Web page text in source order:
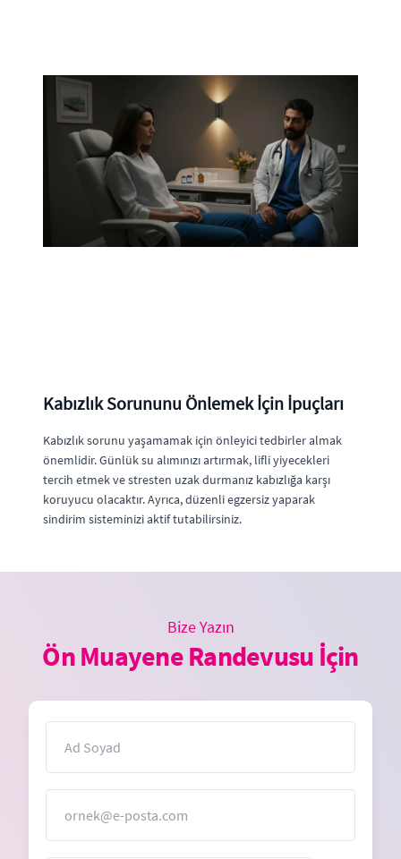
Kabızlık Sorununu Önlemek İçin İpuçları
Kabızlık sorunu yaşamamak için önleyici tedbirler almak
önemlidir. Günlük su alımınızı artırmak, lifli yiyecekleri
tercih etmek ve stresten uzak durmanız kabızlığa karşı
koruyucu olacaktır. Ayrıca, düzenli egzersiz yaparak
sindirim sisteminizi aktif tutabilirsiniz.
Bize Yazın
Ön Muayene Randevusu İçin